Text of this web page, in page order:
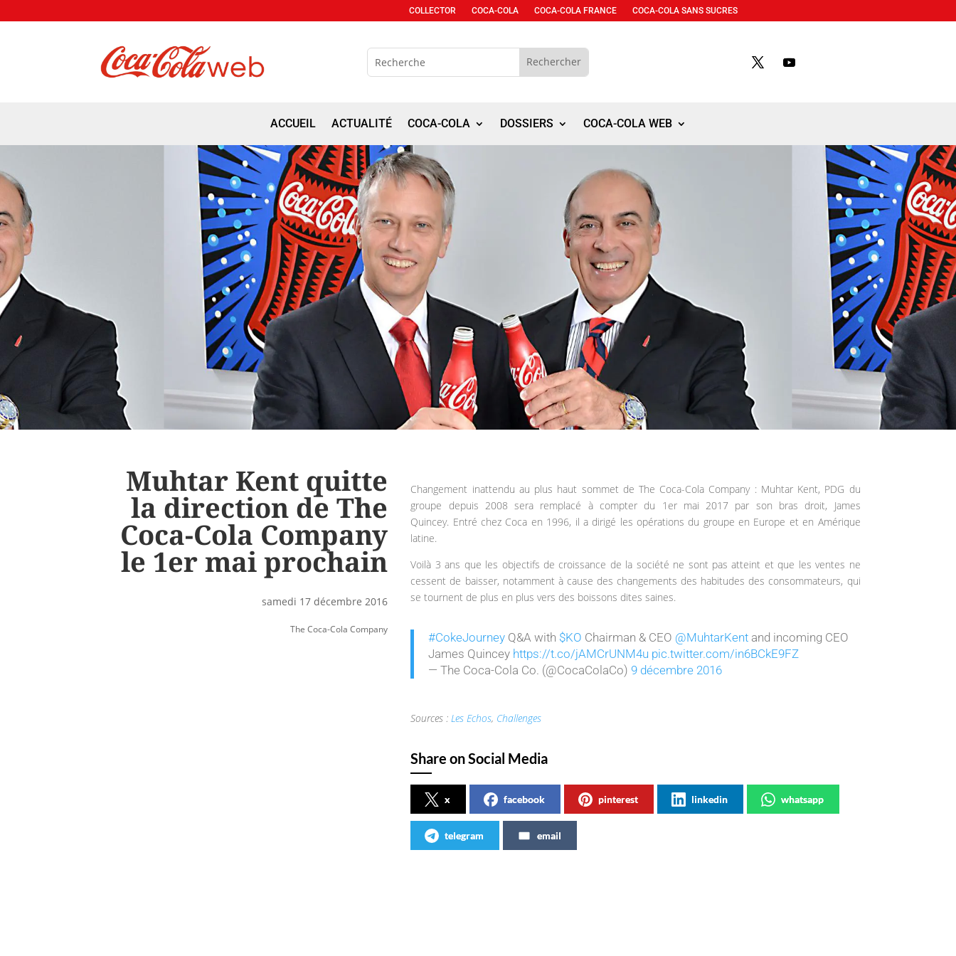
COLLECTOR COCA-COLA COCA-COLA FRANCE COCA-COLA SANS SUCRES
ACCUEIL ACTUALITÉ COCA-COLA DOSSIERS COCA-COLA WEB
Muhtar Kent quitte
la direction de The
Coca-Cola Company
le 1er mai prochain
samedi 17 décembre 2016
The Coca-Cola Company
Changement inattendu au plus haut sommet de The Coca-Cola Company : Muhtar Kent, PDG du
groupe depuis 2008 sera remplacé à compter du 1er mai 2017 par son bras droit, James
Quincey. Entré chez Coca en 1996, il a dirigé les opérations du groupe en Europe et en Amérique
latine.
Voilà 3 ans que les objectifs de croissance de la société ne sont pas atteint et que les ventes ne
cessent de baisser, notamment à cause des changements des habitudes des consommateurs, qui
se tournent de plus en plus vers des boissons dites saines.
#CokeJourney Q&A with $KO Chairman & CEO @MuhtarKent and incoming CEO
James Quincey https://t.co/jAMCrUNM4u pic.twitter.com/in6BCkE9FZ
— The Coca-Cola Co. (@CocaColaCo) 9 décembre 2016
Sources :Les Echos, Challenges
Share on Social Media
x facebook pinterest linkedin whatsapp
telegram email